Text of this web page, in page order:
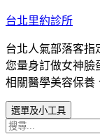
跳
主
要
內
容
台北里約診所
台北人氣部落客指
您量身訂做女神臉
相關醫學美容保養
選單及小工具
搜